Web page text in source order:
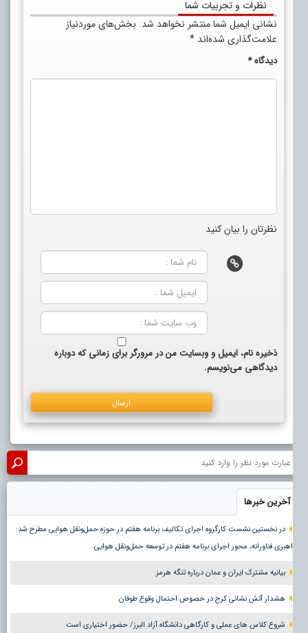
نظرات و تجربیات شما
نشانی ایمیل شما منتشر نخواهد شد. بخش‌های موردنیاز
علامت‌گذاری شده‌اند*
دیدگاه*
نظرتان را بیان کنید
ذخیره نام، ایمیل و وبسایت من در مرورگر برای زمانی که دوباره
دیدگاهی می‌نویسم.
آخرین خبرها
در نخستین نشست کارگروه اجرای تکالیف برنامه هفتم در حوزه حمل‌ونقل هوایی مطرح شد:
فناورانه، محور اجرای برنامه هفتم در توسعه حمل‌ونقل هوایی
بیانیه مشترک ایران و عمان درباره تنگه هرمز
هشدار آتش نشانی کرج در خصوص احتمال وقوع طوفان
شروع کلاس های عملی و کارگاهی دانشگاه آزاد البرز/ حضور اختیاری است